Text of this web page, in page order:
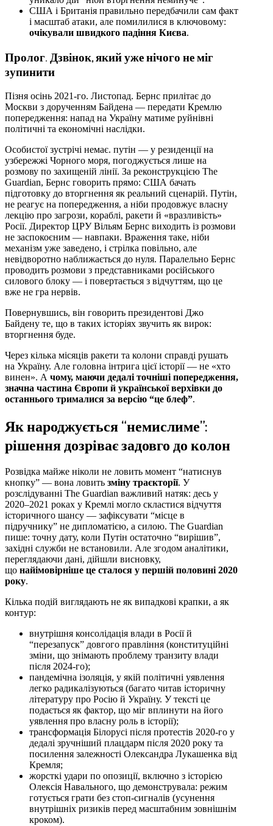
США і Британія правильно передбачили сам факт
і масштаб атаки, але помилилися в ключовому:
очікували швидкого падіння Києва.
Пролог. Дзвінок, який уже нічого не міг
зупинити
Пізня осінь 2021-го. Листопад. Бернс прилітає до
Москви з дорученням Байдена — передати Кремлю
попередження: напад на Україну матиме руйнівні
політичні та економічні наслідки.
Особистої зустрічі немає. путін — у резиденції на
узбережжі Чорного моря, погоджується лише на
розмову по захищеній лінії. За реконструкцією The
Guardian, Бернс говорить прямо: США бачать
підготовку до вторгнення як реальний сценарій. Путін,
не реагує на попередження, а ніби продовжує власну
лекцію про загрози, кораблі, ракети й «вразливість»
Росії. Директор ЦРУ Вільям Бернс виходить із розмови
не заспокоєним — навпаки. Враження таке, ніби
механізм уже заведено, і стрілка повільно, але
невідворотно наближається до нуля. Паралельно Бернс
проводить розмови з представниками російського
силового блоку — і повертається з відчуттям, що це
вже не гра нервів.
Повернувшись, він говорить президентові Джо
Байдену те, що в таких історіях звучить як вирок:
вторгнення буде.
Через кілька місяців ракети та колони справді рушать
на Україну. Але головна інтрига цієї історії — не «хто
винен». А чому, маючи дедалі точніші попередження,
значна частина Європи й української верхівки до
останнього трималися за версію “це блеф”.
Як народжується “немислиме”:
рішення дозріває задовго до колон
Розвідка майже ніколи не ловить момент “натиснув
кнопку” — вона ловить зміну траєкторії. У
розслідуванні The Guardian важливий натяк: десь у
2020–2021 роках у Кремлі могло скластися відчуття
історичного шансу — зафіксувати “місце в
підручнику” не дипломатією, а силою. The Guardian
пише: точну дату, коли Путін остаточно “вирішив”,
західні служби не встановили. Але згодом аналітики,
переглядаючи дані, дійшли висновку,
що найімовірніше це сталося у першій половині 2020
року.
Кілька подій виглядають не як випадкові крапки, а як
контур:
внутрішня консолідація влади в Росії й
“перезапуск” довгого правління (конституційні
зміни, що знімають проблему транзиту влади
після 2024-го);
пандемічна ізоляція, у якій політичні уявлення
легко радикалізуються (багато читав історичну
літературу про Росію й Україну. У тексті це
подається як фактор, що міг вплинути на його
уявлення про власну роль в історії);
трансформація Білорусі після протестів 2020-го у
дедалі зручніший плацдарм після 2020 року та
посилення залежності Олександра Лукашенка від
Кремля;
жорсткі удари по опозиції, включно з історією
Олексія Навального, що демонструвала: режим
готується грати без стоп-сигналів (усунення
внутрішніх ризиків перед масштабним зовнішнім
кроком).